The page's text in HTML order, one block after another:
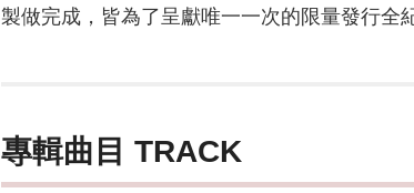
製做完成，皆為了呈獻唯一一次的限量發行全
專輯曲目 TRACK